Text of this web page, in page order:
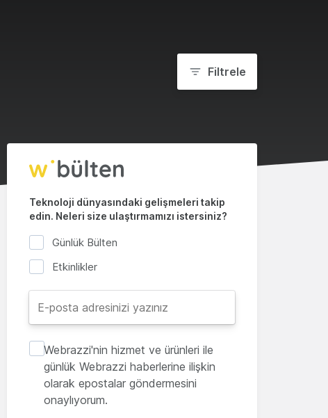
Filtrele
Teknoloji dünyasındaki gelişmeleri takip
edin. Neleri size ulaştırmamızı istersiniz?
Günlük Bülten
Etkinlikler
Webrazzi'nin hizmet ve ürünleri ile
günlük Webrazzi haberlerine ilişkin
olarak epostalar göndermesini
onaylıyorum.